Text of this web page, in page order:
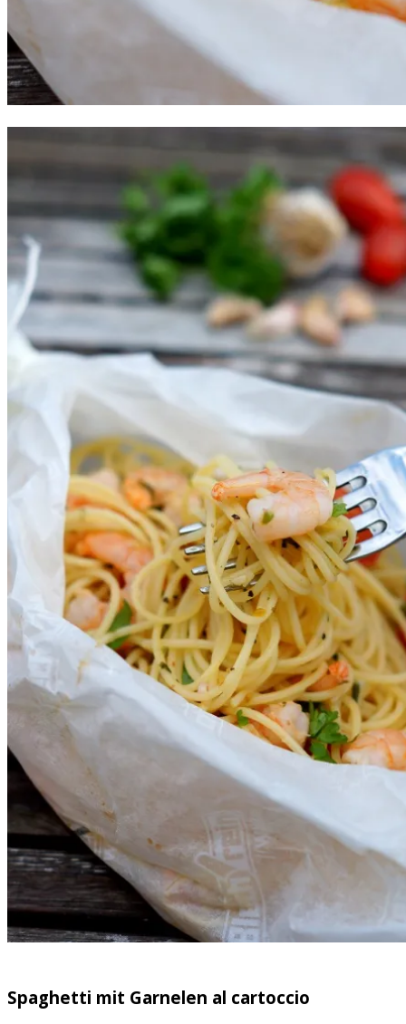
Spaghetti mit Garnelen al cartoccio